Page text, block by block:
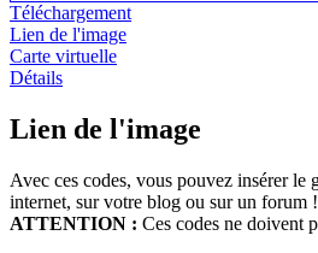
Téléchargement
Lien de l'image
Carte virtuelle
Détails
Lien de l'image
Avec ces codes, vous pouvez insérer le
internet, sur votre blog ou sur un forum !
ATTENTION : Ces codes ne doivent